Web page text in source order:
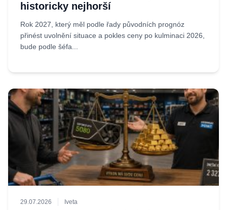
historicky nejhorší
Rok 2027, který měl podle řady původních prognóz
přinést uvolnění situace a pokles ceny po kulminaci 2026,
bude podle šéfa...
29.07.2026 Iveta